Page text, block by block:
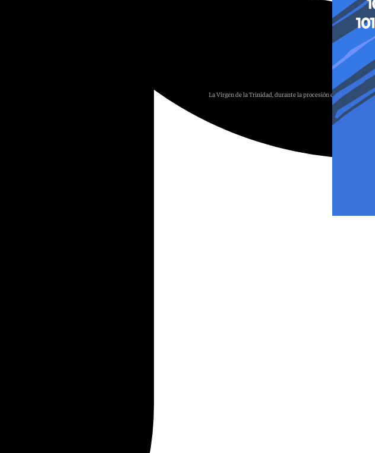
La Virgen de la Trinidad, durante la procesión extraordinaria.
Hugo Cortés